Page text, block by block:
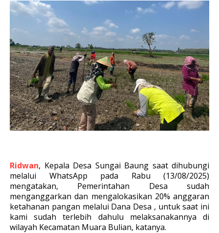
Ridwan, Kepala Desa Sungai Baung saat dihubungi
melalui WhatsApp pada Rabu (13/08/2025)
mengatakan, Pemerintahan Desa sudah
menganggarkan dan mengalokasikan 20% anggaran
ketahanan pangan melalui Dana Desa , untuk saat ini
kami sudah terlebih dahulu melaksanakannya di
wilayah Kecamatan Muara Bulian, katanya.